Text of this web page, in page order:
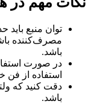
مصرف‌کننده
باشد.
در صورت
استفاده از فن
دقت کنید که
باشد.